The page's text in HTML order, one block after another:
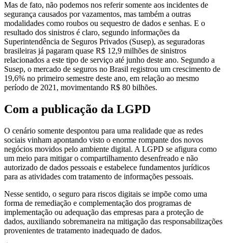
Mas de fato, não podemos nos referir somente aos incidentes de
segurança causados por vazamentos, mas também a outras
modalidades como roubos ou sequestro de dados e senhas. E o
resultado dos sinistros é claro, segundo informações da
Superintendência de Seguros Privados (Susep), as seguradoras
brasileiras já pagaram quase R$ 12,9 milhões de sinistros
relacionados a este tipo de serviço até junho deste ano. Segundo a
Susep, o mercado de seguros no Brasil registrou um crescimento de
19,6% no primeiro semestre deste ano, em relação ao mesmo
período de 2021, movimentando R$ 80 bilhões.
Com a publicação da LGPD
O cenário somente despontou para uma realidade que as redes
sociais vinham apontando visto o enorme rompante dos novos
negócios movidos pelo ambiente digital. A LGPD se afigura como
um meio para mitigar o compartilhamento desenfreado e não
autorizado de dados pessoais e estabelece fundamentos jurídicos
para as atividades com tratamento de informações pessoais.
Nesse sentido, o seguro para riscos digitais se impõe como uma
forma de remediação e complementação dos programas de
implementação ou adequação das empresas para a proteção de
dados, auxiliando sobremaneira na mitigação das responsabilizações
provenientes de tratamento inadequado de dados.